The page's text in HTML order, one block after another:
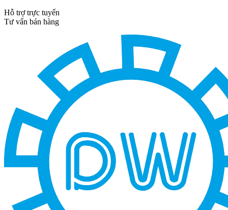
Hỗ trợ trực tuyến
Tư vấn bán hàng